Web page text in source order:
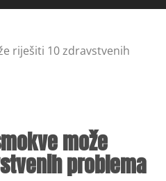
riješiti 10 zdravstvenih
može
problema